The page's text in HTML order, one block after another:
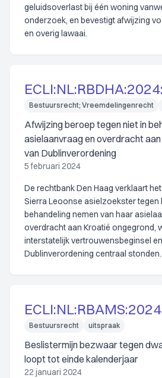
geluidsoverlast bij één woning
onderzoek, en bevestigt afwijzing
en overig lawaai.
Bestuursrecht; Vreemdelingenrecht
Afwijzing beroep tegen niet in
asielaanvraag en overdracht
van Dublinverordening
5 februari 2024
De rechtbank Den Haag verklaart
Sierra Leoonse asielzoekster tegen
behandeling nemen van haar
overdracht aan Kroatië ongegrond,
interstatelijk vertrouwensbeginsel
Dublinverordening centraal stonden.
Bestuursrecht uitspraak
Beslistermijn bezwaar tegen
loopt tot einde kalenderjaar
22 januari 2024